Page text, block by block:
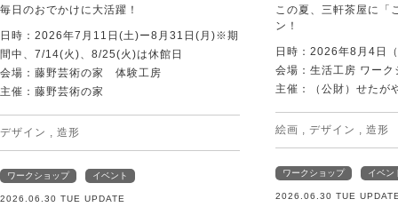
毎日のおでかけに大活躍！
日時：2026年7月11日(土)ー8月31日(月)※期
間中、7/14(火)、8/25(火)は休館日
会場：藤野芸術の家 体験工房
主催：藤野芸術の家
デザイン 造形
ワークショップ イベント
2026.06.30 TUE UPDATE
この夏、三軒茶屋に「
ン！
日時：2026年8月4日
会場：生活工房 ワー
主催：（公財）せたが
絵画 デザイン 造形
ワークショップ イベン
2026.06.30 TUE